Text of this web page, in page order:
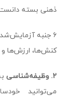
ذهنی بسته
۶ جنبه
کنش‌ها، ارزش‌ها و
۲. وظیفه‌شناسی
می‌توانید